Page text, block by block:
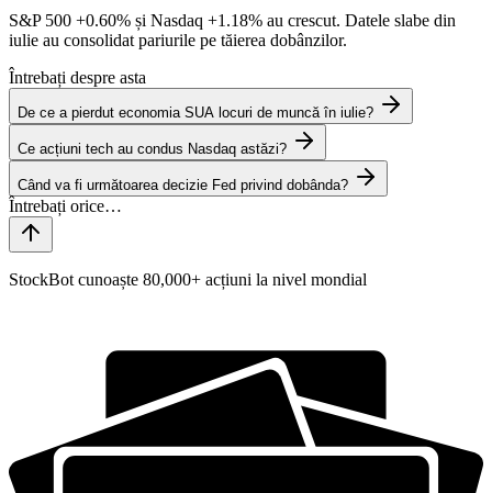
S&P 500 +0.60% și Nasdaq +1.18% au crescut. Datele slabe din
iulie au consolidat pariurile pe tăierea dobânzilor.
Întrebați despre asta
De ce a pierdut economia SUA locuri de muncă în iulie?
Ce acțiuni tech au condus Nasdaq astăzi?
Când va fi următoarea decizie Fed privind dobânda?
StockBot cunoaște 80,000+ acțiuni la nivel mondial